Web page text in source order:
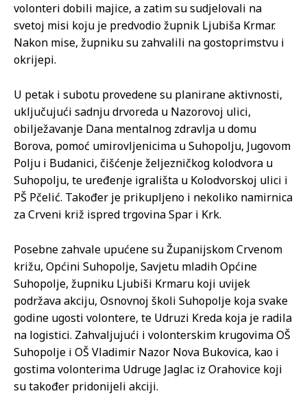
volonteri dobili majice, a zatim su sudjelovali na
svetoj misi koju je predvodio župnik Ljubiša Krmar.
Nakon mise, župniku su zahvalili na gostoprimstvu i
okrijepi.
U petak i subotu provedene su planirane aktivnosti,
uključujući sadnju drvoreda u Nazorovoj ulici,
obilježavanje Dana mentalnog zdravlja u domu
Borova, pomoć umirovljenicima u Suhopolju, Jugovom
Polju i Budanici, čišćenje željezničkog kolodvora u
Suhopolju, te uređenje igrališta u Kolodvorskoj ulici i
PŠ Pčelić. Također je prikupljeno i nekoliko namirnica
za Crveni križ ispred trgovina Spar i Krk.
Posebne zahvale upućene su Županijskom Crvenom
križu, Općini Suhopolje, Savjetu mladih Općine
Suhopolje, župniku Ljubiši Krmaru koji uvijek
podržava akciju, Osnovnoj školi Suhopolje koja svake
godine ugosti volontere, te Udruzi Kreda koja je radila
na logistici. Zahvaljujući i volonterskim krugovima OŠ
Suhopolje i OŠ Vladimir Nazor Nova Bukovica, kao i
gostima volonterima Udruge Jaglac iz Orahovice koji
su također pridonijeli akciji.